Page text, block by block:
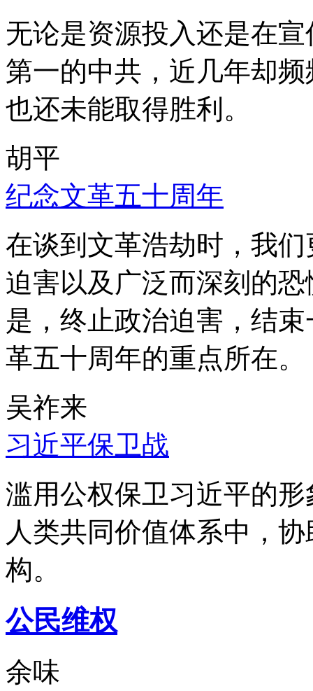
无论是资源投入还是在
第一的中共，近几年却
也还未能取得胜利。
胡平
纪念文革五十周年
在谈到文革浩劫时，我
迫害以及广泛而深刻的
是，终止政治迫害，结
革五十周年的重点所在。
吴祚来
习近平保卫战
滥用公权保卫习近平的
人类共同价值体系中，
构。
公民维权
余味